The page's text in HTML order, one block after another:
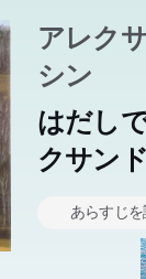
アレク
シン
はだし
クサン
ン作品
ブラリ
あらすじを